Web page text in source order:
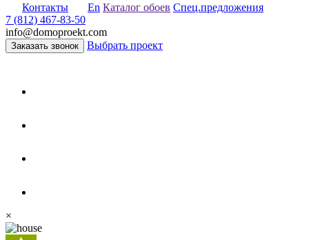
Контакты En Каталог обоев Спец.предложения
7 (812) 467-83-50
info@domoproekt.com
Заказать звонок Выбрать проект
×